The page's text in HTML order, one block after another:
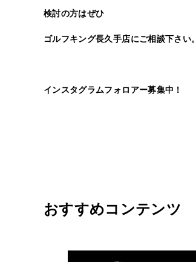
検討の方はぜひ
ゴルフキング長久手店にご相談下さい。
インスタグラムフォロアー募集中！
おすすめコンテンツ